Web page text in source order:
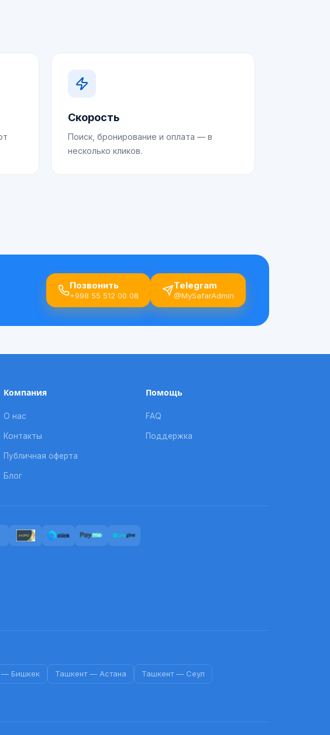
Скорость
Поиск, бронирование и оплата — в
несколько кликов.
Позвонить
+998 55 512 00 08
Telegram
@MySafarAdmin
Компания
О нас
Контакты
Публичная оферта
Блог
Помощь
FAQ
Поддержка
Бишкек Ташкент— Астана Ташкент— Сеул